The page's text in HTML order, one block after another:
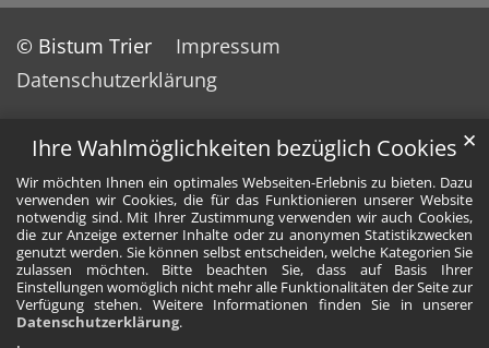
Ihre Wahlmöglichkeiten bezüglich Cookies
Wir möchten Ihnen ein optimales Webseiten-Erlebnis zu bieten. Dazu
verwenden wir Cookies, die für das Funktionieren unserer Website
notwendig sind. Mit Ihrer Zustimmung verwenden wir auch Cookies,
die zur Anzeige externer Inhalte oder zu anonymen Statistikzwecken
genutzt werden. Sie können selbst entscheiden, welche Kategorien Sie
zulassen möchten. Bitte beachten Sie, dass auf Basis Ihrer
Einstellungen womöglich nicht mehr alle Funktionalitäten der Seite zur
Verfügung stehen. Weitere Informationen finden Sie in unserer
Datenschutzerklärung.
✕
© Bistum Trier
Impressum
Datenschutzerklärung